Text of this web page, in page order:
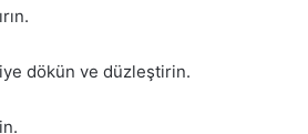
dökün ve düzleştirin.